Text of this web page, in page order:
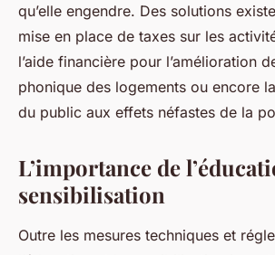
qu’elle engendre. Des solutions
mise en place de taxes sur les
l’aide financière pour l’amélioration
phonique des logements ou encore
du public aux effets néfastes de la
L’importance de
sensibilisation
Outre les mesures techniques et